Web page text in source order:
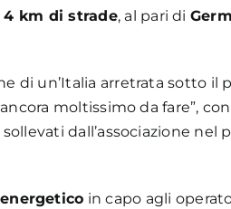
4 km di strade, al pari di
di un’Italia arretrata sotto il
moltissimo da fare”,
dall’associazione nel
in capo agli